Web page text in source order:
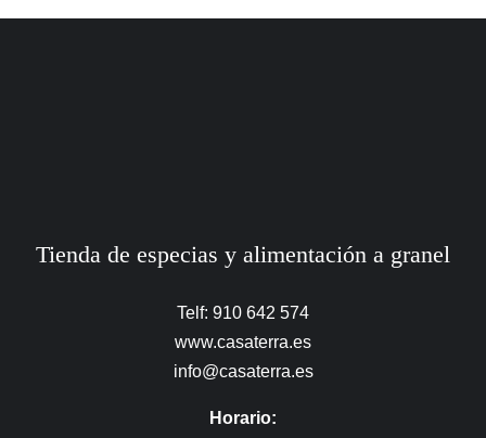
Tienda de especias y alimentación a granel
Telf: 910 642 574
www.casaterra.es
info@casaterra.es
Horario: